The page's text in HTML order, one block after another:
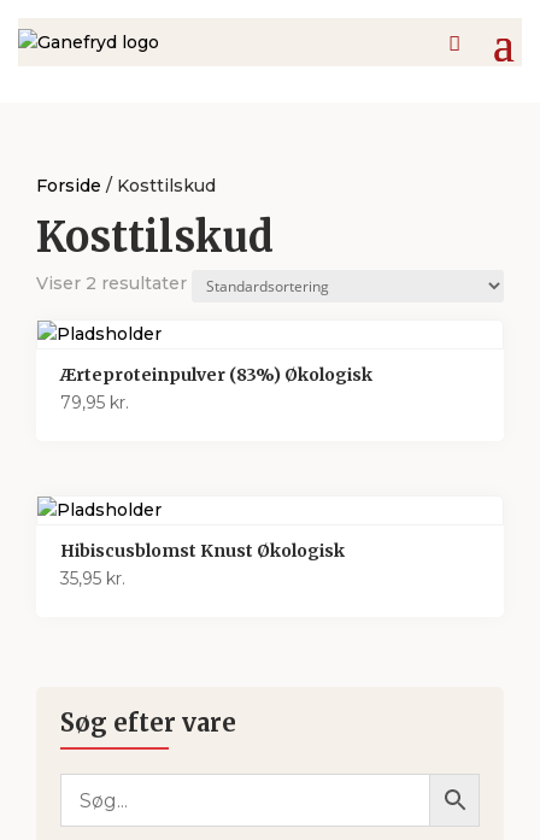
Forside / Kosttilskud
Kosttilskud
Viser 2 resultater
Ærteproteinpulver (83%) Økologisk
79,95 kr.
Hibiscusblomst Knust Økologisk
35,95 kr.
Søg efter vare